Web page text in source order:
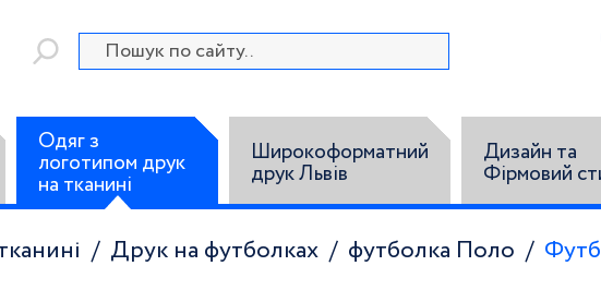
Одяг з
логотипом друк
на тканині
Широкоформатний
друк Львів
Дизайн та
Фірмовий
Друк на футболках футболка Поло